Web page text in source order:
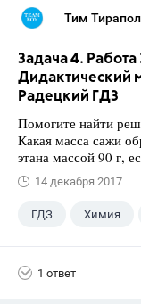
Тим
Задача 4.
Дидактический
Радецкий ГДЗ
Помогите найти
Какая масса сажи
этана массой 90 г,
14 декабря 2017
ГДЗ Химия
1 ответ